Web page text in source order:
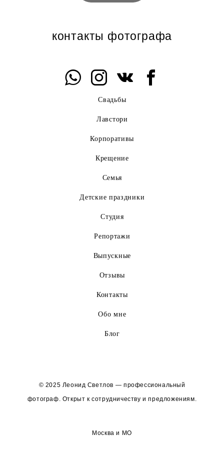
контакты фотографа
Свадьбы
Лавстори
Корпоративы
Крещение
Семья
Детские праздники
Студия
Репортажи
Выпускные
Отзывы
Контакты
Обо мне
Блог
© 2025 Леонид Светлов — профессиональный
фотограф. Открыт к сотрудничеству и предложениям.
Москва и МО